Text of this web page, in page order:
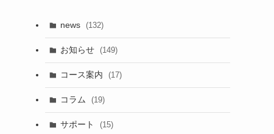
news (132)
お知らせ (149)
コース案内 (17)
コラム (19)
サポート (15)